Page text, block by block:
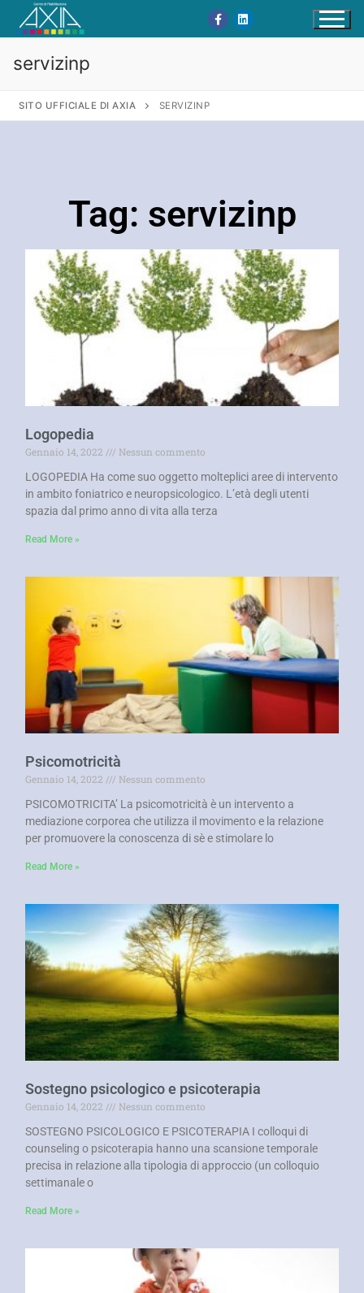
servizinp
SITO UFFICIALE DI AXIA SERVIZINP
Tag: servizinp
Logopedia
Gennaio 14, 2022
Nessun commento
LOGOPEDIA Ha come suo oggetto molteplici aree di intervento
in ambito foniatrico e neuropsicologico. L’età degli utenti
spazia dal primo anno di vita alla terza
Read More »
Psicomotricità
Gennaio 14, 2022
Nessun commento
PSICOMOTRICITA’ La psicomotricità è un intervento a
mediazione corporea che utilizza il movimento e la relazione
per promuovere la conoscenza di sè e stimolare lo
Read More »
Sostegno psicologico e psicoterapia
Gennaio 14, 2022
Nessun commento
SOSTEGNO PSICOLOGICO E PSICOTERAPIA I colloqui di
counseling o psicoterapia hanno una scansione temporale
precisa in relazione alla tipologia di approccio (un colloquio
settimanale o
Read More »